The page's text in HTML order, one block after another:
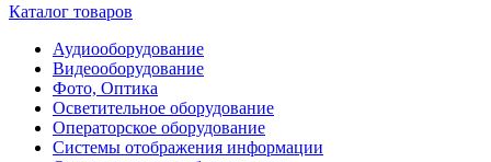
Каталог товаров
Аудиооборудование
Видеооборудование
Фото, Оптика
Осветительное оборудование
Операторское оборудование
Системы отображения информации